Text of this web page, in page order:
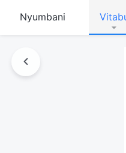
Nyumbani